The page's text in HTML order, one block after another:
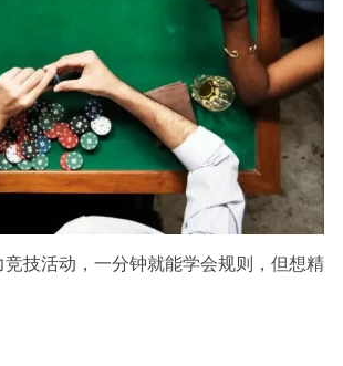
技活动，一分钟就能学会规则，但想精